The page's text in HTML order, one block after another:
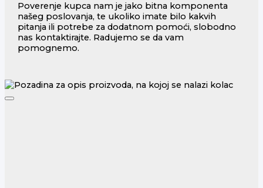
Poverenje kupca nam je jako bitna komponenta
našeg poslovanja, te ukoliko imate bilo kakvih
pitanja ili potrebe za dodatnom pomoći, slobodno
nas kontaktirajte. Radujemo se da vam
pomognemo.